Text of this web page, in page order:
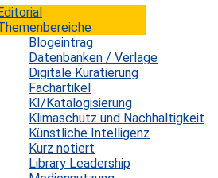
Blogeintrag
Datenbanken / Verlage
Digitale Kuratierung
Fachartikel
KI/Katalogisierung
Klimaschutz und Nachhaltigkeit
Künstliche Intelligenz
Kurz notiert
Library Leadership
der EU bei der
die gleichberechtige
im Internet, ist
diskutierten Internet-Themen.